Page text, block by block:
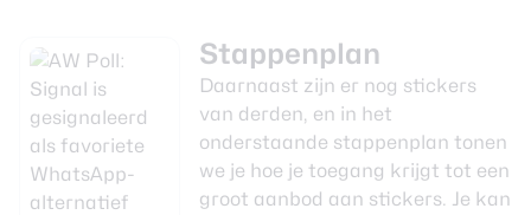
Stappenplan
Daarnaast zijn er nog stickers
van derden, en in het
onderstaande stappenplan tonen
we je hoe je toegang krijgt tot een
groot aanbod aan stickers. Je kan